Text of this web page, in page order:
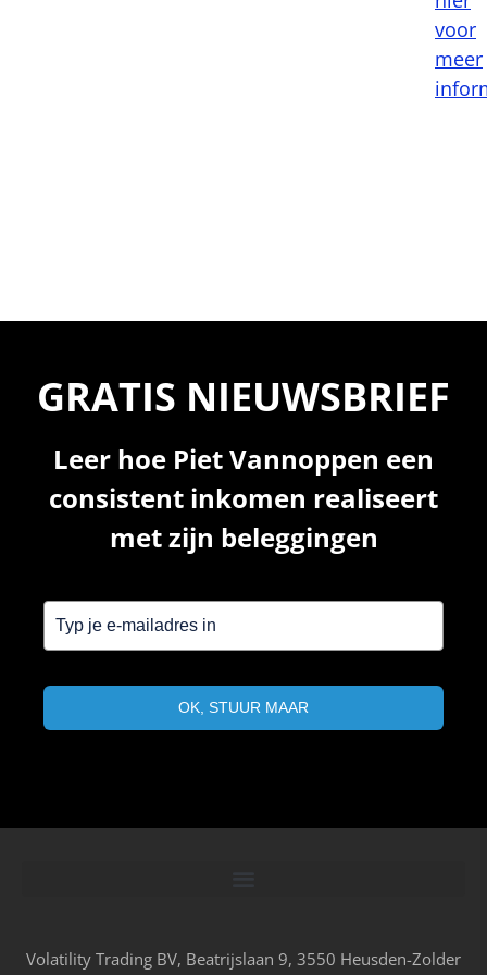
voor
meer
GRATIS NIEUWSBRIEF
Leer hoe Piet Vannoppen een
consistent inkomen realiseert
met zijn beleggingen
OK, STUUR MAAR
Volatility Trading BV, Beatrijslaan 9, 3550 Heusden-Zolder